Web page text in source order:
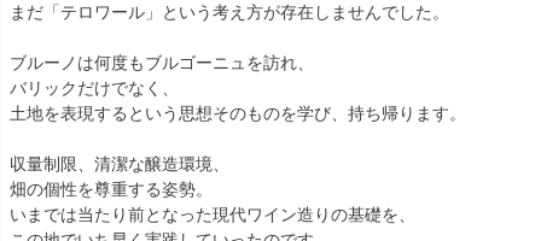
まだ「テロワール」という考え方が存在しませんでした。
ブルーノは何度もブルゴーニュを訪れ、
バリックだけでなく、
土地を表現するという思想そのものを学び、持ち帰ります。
収量制限、清潔な醸造環境、
畑の個性を尊重する姿勢。
いまでは当たり前となった現代ワイン造りの基礎を、